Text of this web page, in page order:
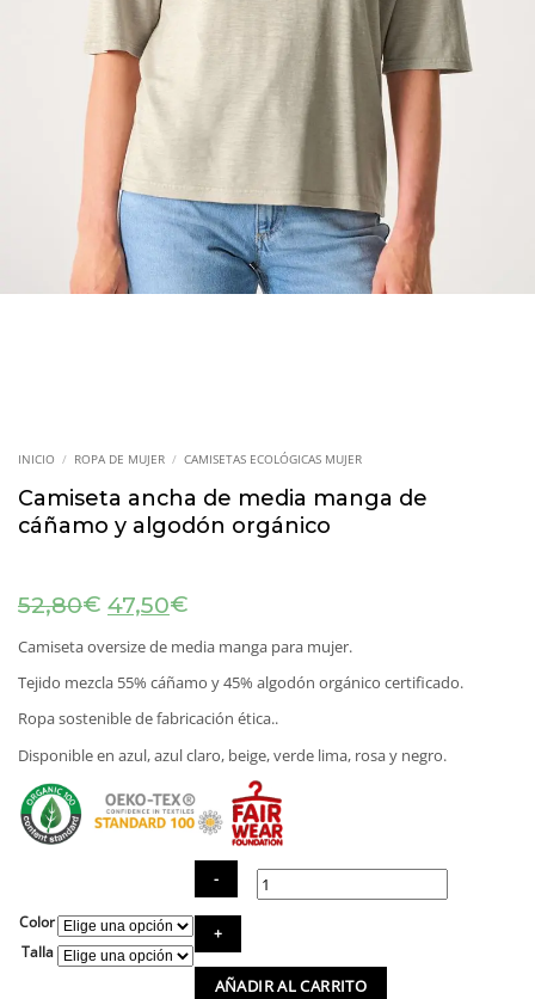
INICIO / ROPA DE MUJER / CAMISETAS ECOLÓGICAS MUJER
Camiseta ancha de media manga de
cáñamo y algodón orgánico
52,80€ El
precio
original
era:
52,80€.
47,50€
actual
47,50€.
Camiseta oversize de media manga para mujer.
Tejido mezcla 55% cáñamo y 45% algodón orgánico certificado.
Ropa sostenible de fabricación ética..
Disponible en azul, azul claro, beige, verde lima, rosa y negro.
Color
Talla
de
media
AÑADIR AL CARRITO